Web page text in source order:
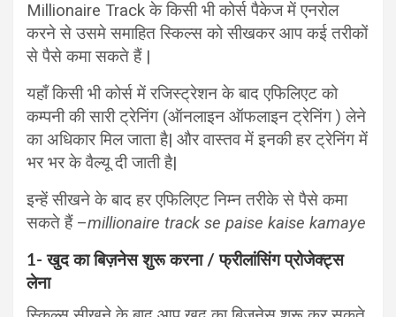
Millionaire Track के किसी भी कोर्स पैकेज में एनरोल
करने से उसमे समाहित स्किल्स को सीखकर आप कई तरीकों
से पैसे कमा सकते हैं |
यहाँ किसी भी कोर्स में रजिस्ट्रेशन के बाद एफिलिएट को
कम्पनी की सारी ट्रेनिंग (ऑनलाइन ऑफलाइन ट्रेनिंग ) लेने
का अधिकार मिल जाता है| और वास्तव में इनकी हर ट्रेनिंग में
भर भर के वैल्यू दी जाती है|
इन्हें सीखने के बाद हर एफिलिएट निम्न तरीके से पैसे कमा
सकते हैं –millionaire track se paise kaise kamaye
1- खुद का बिज़नेस शुरू करना / फ्रीलांसिंग प्रोजेक्ट्स
लेना